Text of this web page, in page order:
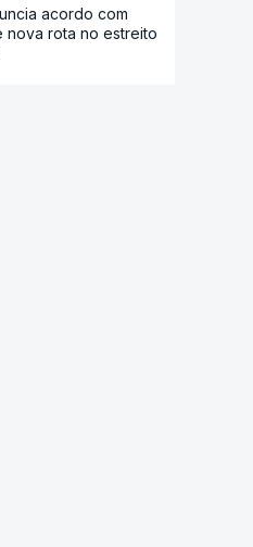
acordo com
nova rota no estreito